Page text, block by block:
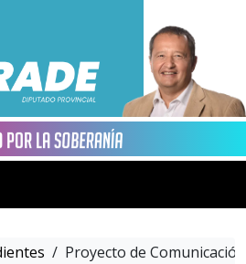
/ Proyecto de